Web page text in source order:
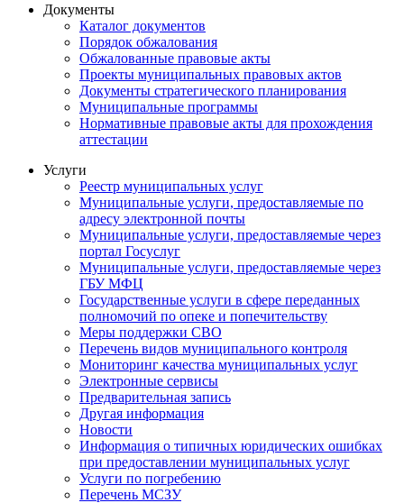
Документы
Каталог документов
Порядок обжалования
Обжалованные правовые акты
Проекты муниципальных правовых актов
Документы стратегического планирования
Муниципальные программы
Нормативные правовые акты для прохождения
аттестации
Услуги
Реестр муниципальных услуг
Муниципальные услуги, предоставляемые по
адресу электронной почты
Муниципальные услуги, предоставляемые через
портал Госуслуг
Муниципальные услуги, предоставляемые через
ГБУ МФЦ
Государственные услуги в сфере переданных
полномочий по опеке и попечительству
Меры поддержки СВО
Перечень видов муниципального контроля
Мониторинг качества муниципальных услуг
Электронные сервисы
Предварительная запись
Другая информация
Новости
Информация о типичных юридических ошибках
при предоставлении муниципальных услуг
Услуги по погребению
Перечень МСЗУ